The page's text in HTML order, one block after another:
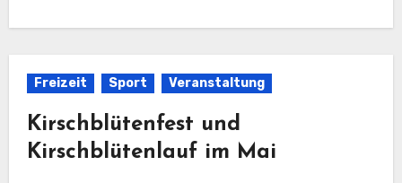
Freizeit Sport Veranstaltung
Kirschblütenfest und
Kirschblütenlauf im Mai